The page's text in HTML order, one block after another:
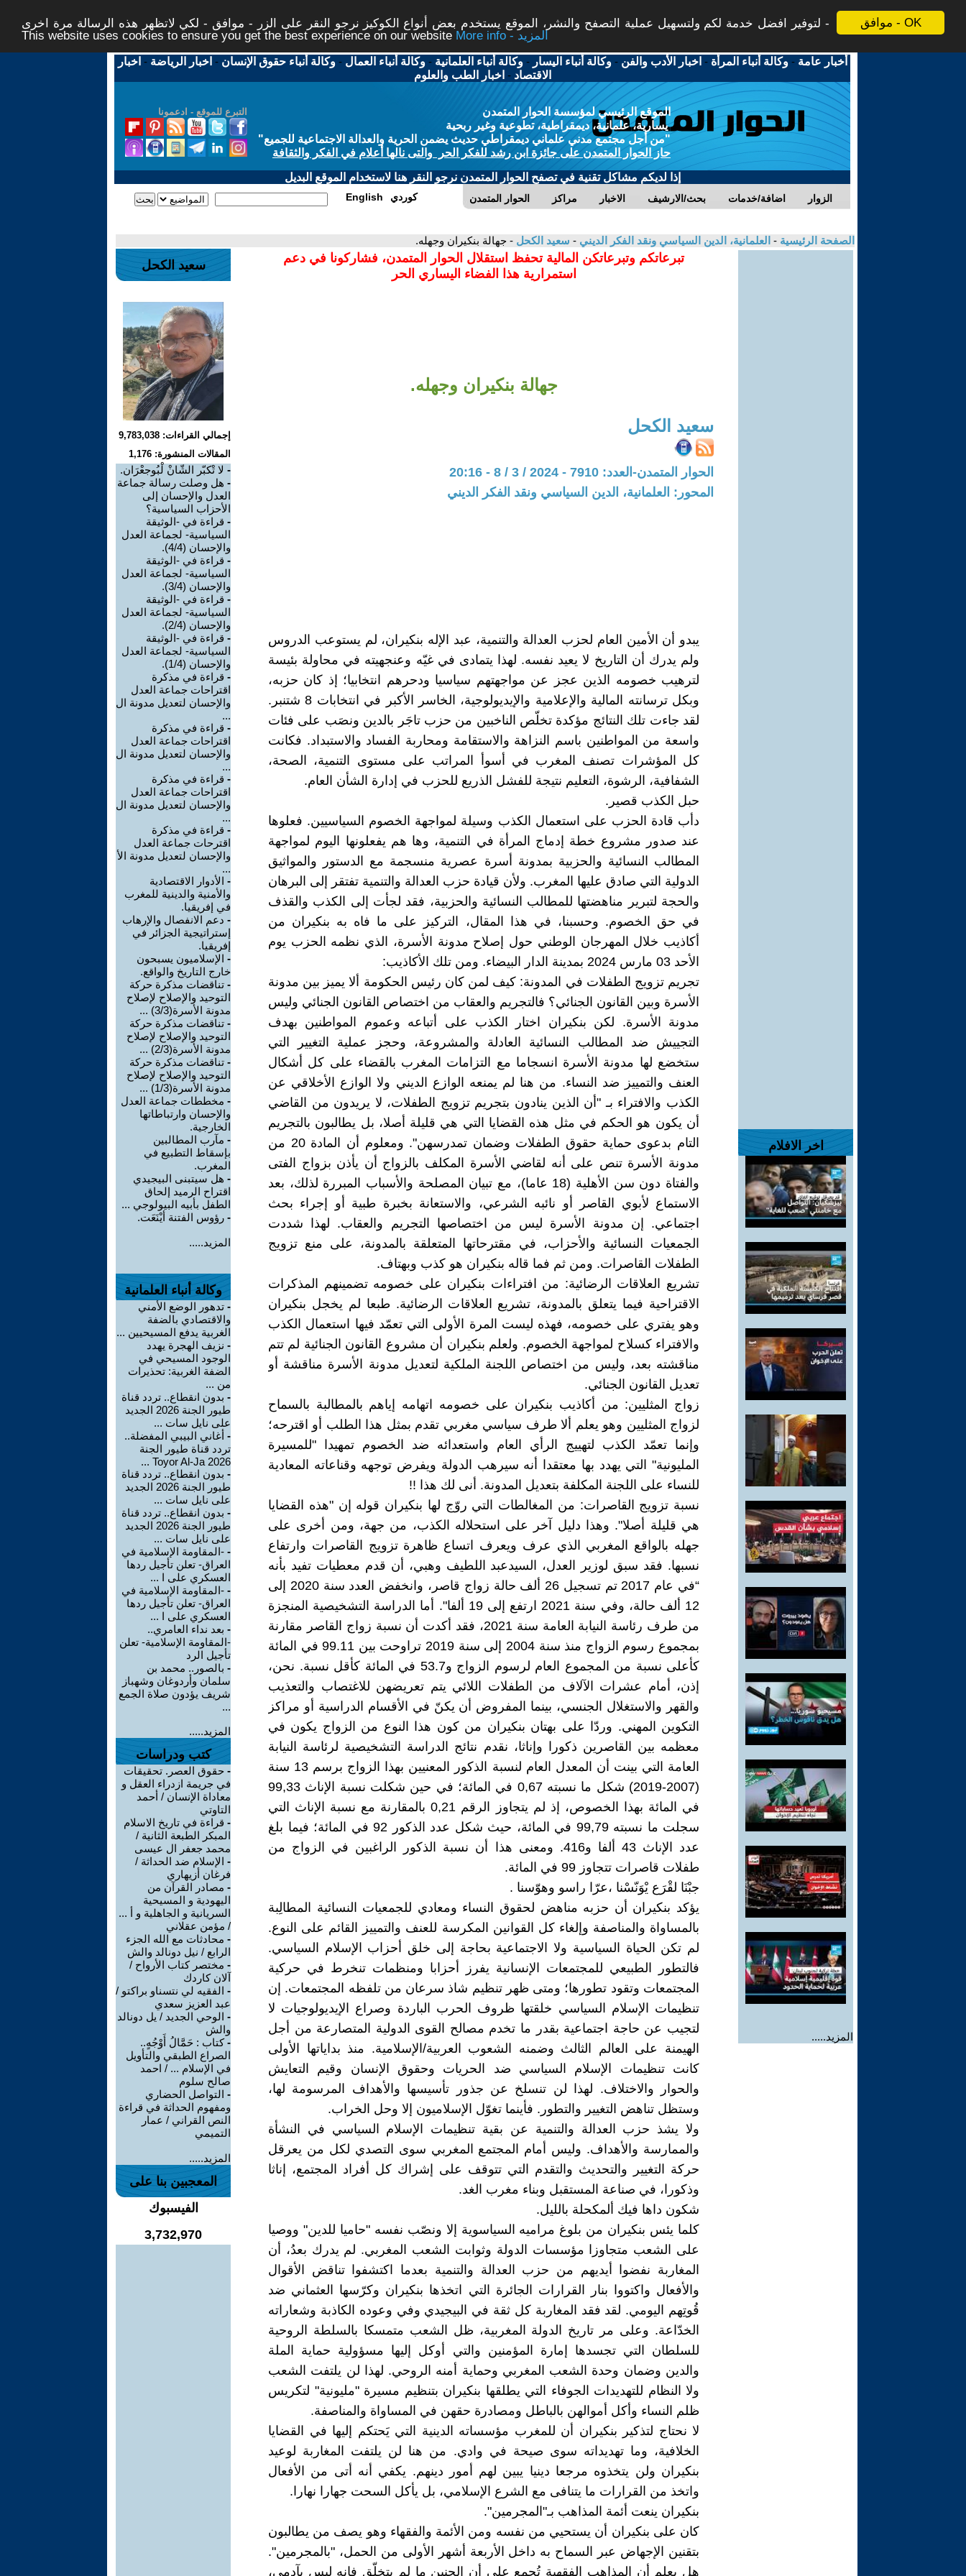
موافق - OK
لتوفير افضل خدمة لكم ولتسهيل عملية التصفح والنشر، الموقع يستخدم بعض أنواع الكوكيز نرجو النقر على الزر - موافق - لكي لاتظهر هذه الرسالة مرة اخرى -
This website uses cookies to ensure you get the best experience on our website
More info - المزيد
أخبار عامة -وكالة أنباء المرأة - اخبار الأدب والفن -وكالة أنباء اليسار -وكالة أنباء العلمانية -وكالة أنباء العمال -وكالة أنباء حقوق الإنسان - اخبار الرياضة - اخبار
الاقتصاد - اخبار الطب والعلوم
التبرع للموقع - ادعمونا
الموقع الرئيسي لمؤسسة الحوار المتمدن
يسارية، علمانية، ديمقراطية، تطوعية وغير ربحية
"من أجل مجتمع مدني علماني ديمقراطي حديث يضمن الحرية والعدالة الاجتماعية للجميع"
حاز الحوار المتمدن على جائزة ابن رشد للفكر الحر والتى نالها أعلام في الفكر والثقافة
إذا لديكم مشاكل تقنية في تصفح الحوار المتمدن نرجو النقر هنا لاستخدام الموقع البديل
الحوار المتمدن مراكز الاخبار بحث/الارشيف اضافة/خدمات الزوار English كوردي
الصفحة الرئيسية - العلمانية، الدين السياسي ونقد الفكر الديني - سعيد الكحل - جهالة بنكيران وجهله.
اخر الافلام
المزيد.....
تبرعاتكم وتبرعاتكن المالية تحفظ استقلال الحوار المتمدن، فشاركونا في دعم
استمرارية هذا الفضاء اليساري الحر
جهالة بنكيران وجهله.
سعيد الكحل
الحوار المتمدن-العدد: 7910 - 2024 / 3 / 8 - 20:16
المحور: العلمانية، الدين السياسي ونقد الفكر الديني
يبدو أن الأمين العام لحزب العدالة والتنمية، عبد الإله بنكيران، لم يستوعب الدروس
ولم يدرك أن التاريخ لا يعيد نفسه. لهذا يتمادى في غيّه وعنجهيته في محاولة بئيسة
لترهيب خصومه الذين عجز عن مواجهتهم سياسيا ودحرهم انتخابيا؛ إذ كان حزبه،
وبكل ترسانته المالية والإعلامية والإيديولوجية، الخاسر الأكبر في انتخابات 8 شتنبر.
لقد جاءت تلك النتائج مؤكدة تخلّص الناخبين من حزب تاجَر بالدين ونصَب على فئات
واسعة من المواطنين باسم النزاهة والاستقامة ومحاربة الفساد والاستبداد. فكانت
كل المؤشرات تصنف المغرب في أسوأ المراتب على مستوى التنمية، الصحة،
الشفافية، الرشوة، التعليم نتيجة للفشل الذريع للحزب في إدارة الشأن العام.
حبل الكذب قصير.
دأب قادة الحزب على استعمال الكذب وسيلة لمواجهة الخصوم السياسيين. فعلوها
عند صدور مشروع خطة إدماج المرأة في التنمية، وها هم يفعلونها اليوم لمواجهة
المطالب النسائية والحزبية بمدونة أسرة عصرية منسجمة مع الدستور والمواثيق
الدولية التي صادق عليها المغرب. ولأن قيادة حزب العدالة والتنمية تفتقر إلى البرهان
والحجة لتبرير مناهضتها للمطالب النسائية والحزبية، فقد لجأت إلى الكذب والقذف
في حق الخصوم. وحسبنا، في هذا المقال، التركيز على ما فاه به بنكيران من
أكاذيب خلال المهرجان الوطني حول إصلاح مدونة الأسرة، الذي نظمه الحزب يوم
الأحد 03 مارس 2024 بمدينة الدار البيضاء. ومن تلك الأكاذيب:
تجريم تزويج الطفلات في المدونة: كيف لمن كان رئيس الحكومة ألا يميز بين مدونة
الأسرة وبين القانون الجنائي؟ فالتجريم والعقاب من اختصاص القانون الجنائي وليس
مدونة الأسرة. لكن بنكيران اختار الكذب على أتباعه وعموم المواطنين بهدف
التجييش ضد المطالب النسائية العادلة والمشروعة، وحجز عملية التغيير التي
ستخضع لها مدونة الأسرة انسجاما مع التزامات المغرب بالقضاء على كل أشكال
العنف والتمييز ضد النساء. من هنا لم يمنعه الوازع الديني ولا الوازع الأخلاقي عن
الكذب والافتراء بـ "أن الذين ينادون بتجريم تزويج الطفلات، لا يريدون من القاضي
أن يكون هو الحكم في مثل هذه القضايا التي هي قليلة أصلا، بل يطالبون بالتجريم
التام بدعوى حماية حقوق الطفلات وضمان تمدرسهن". ومعلوم أن المادة 20 من
مدونة الأسرة تنص على أنه لقاضي الأسرة المكلف بالزواج أن يأذن بزواج الفتى
والفتاة دون سن الأهلية (18 عاما)، مع تبيان المصلحة والأسباب المبررة لذلك، بعد
الاستماع لأبوي القاصر أو نائبه الشرعي، والاستعانة بخبرة طبية أو إجراء بحث
اجتماعي. إن مدونة الأسرة ليس من اختصاصها التجريم والعقاب. لهذا شددت
الجمعيات النسائية والأحزاب، في مقترحاتها المتعلقة بالمدونة، على منع تزويج
الطفلات القاصرات. ومن ثم فما قاله بنكيران هو كذب وبهتاف.
تشريع العلاقات الرضائية: من افتراءات بنكيران على خصومه تضمينهم المذكرات
الاقتراحية فيما يتعلق بالمدونة، تشريع العلاقات الرضائية. طبعا لم يخجل بنكيران
وهو يفتري على خصومه، فهذه ليست المرة الأولى التي تعمّد فيها استعمال الكذب
والافتراء كسلاح لمواجهة الخصوم. ولعلم بنكيران أن مشروع القانون الجنائية لم تتم
مناقشته بعد، وليس من اختصاص اللجنة الملكية لتعديل مدونة الأسرة مناقشة أو
تعديل القانون الجنائي.
زواج المثليين: من أكاذيب بنكيران على خصومه اتهامه إياهم بالمطالبة بالسماح
لزواج المثليين وهو يعلم ألا طرف سياسي مغربي تقدم بمثل هذا الطلب أو اقترحه؛
وإنما تعمّد الكذب لتهييج الرأي العام واستعدائه ضد الخصوم تمهيدا "للمسيرة
المليونية" التي يهدد بها معتقدا أنه سيرهب الدولة ويفرض توجهه وقناعاته المعادية
للنساء على اللجنة المكلفة بتعديل المدونة. أنى لك هذا !!
نسبة تزويج القاصرات: من المغالطات التي روّج لها بنكيران قوله إن "هذه القضايا
هي قليلة أصلا". وهذا دليل آخر على استحلاله الكذب، من جهة، ومن أخرى على
جهله بالواقع المغربي الذي عرف ويعرف اتساع ظاهرة تزويج القاصرات وارتفاع
نسبها. فقد سبق لوزير العدل، السيدعبد اللطيف وهبي، أن قدم معطيات تفيد بأنه
“في عام 2017 تم تسجيل 26 ألف حالة زواج قاصر، وانخفض العدد سنة 2020 إلى
12 ألف حالة، وفي سنة 2021 ارتفع إلى 19 ألفا". أما الدراسة التشخيصية المنجزة
من طرف رئاسة النيابة العامة سنة 2021، فقد أكدت أن نسبة زواج القاصر مقارنة
بمجموع رسوم الزواج منذ سنة 2004 إلى سنة 2019 تراوحت بين 99.11 في المائة
كأعلى نسبة من المجموع العام لرسوم الزواج و53.7 في المائة كأقل نسبة. نحن،
إذن، أمام عشرات الآلاف من الطفلات اللائي يتم تعريضهن للاغتصاب والتعذيب
والقهر والاستغلال الجنسي، بينما المفروض أن يكنّ في الأقسام الدراسية أو مراكز
التكوين المهني. وردّا على بهتان بنكيران من كون هذا النوع من الزواج يكون في
معظمه بين القاصرين ذكورا وإناثا، نقدم نتائج الدراسة التشخيصية لرئاسة النيابة
العامة التي بينت أن المعدل العام لنسبة الذكور المعنيين بهذا الزواج برسم 13 سنة
(2007-2019) شكل ما نسبته 0,67 في المائة؛ في حين شكلت نسبة الإناث 99,33
في المائة بهذا الخصوص، إذ لم يتجاوز الرقم 0,21 بالمقارنة مع نسبة الإناث التي
سجلت ما نسبته 99,79 في المائة، حيث شكل عدد الذكور 92 في المائة؛ فيما بلغ
عدد الإناث 43 ألفا و416. ومعنى هذا أن نسبة الذكور الراغبين في الزواج من
طفلات قاصرات تتجاوز 99 في المائة.
جبْنَا لقْرَع يْوَنّسْنا ،عرّا راسو وهوّسنا .
يؤكد بنكيران أن حزبه مناهض لحقوق النساء ومعادي للجمعيات النسائية المطالِبة
بالمساواة والمناصفة وإلغاء كل القوانين المكرسة للعنف والتمييز القائم على النوع.
لم تكن الحياة السياسية ولا الاجتماعية بحاجة إلى خلق أحزاب الإسلام السياسي.
فالتطور الطبيعي للمجتمعات الإنسانية يفرز أحزابا ومنظمات تنخرط في حركية
المجتمعات وتقود تطورها؛ ومتى ظهر تنظيم شاذ سرعان من تلفظه المجتمعات. إن
تنظيمات الإسلام السياسي خلقتها ظروف الحرب الباردة وصراع الإيديولوجيات لا
لتجيب عن حاجة اجتماعية بقدر ما تخدم مصالح القوى الدولية المتصارعة من أجل
الهيمنة على العالم الثالث وضمنه الشعوب العربية/الإسلامية. منذ بداياتها الأولى
كانت تنظيمات الإسلام السياسي ضد الحريات وحقوق الإنسان وقيم التعايش
والحوار والاختلاف. لهذا لن تنسلخ عن جذور تأسيسها والأهداف المرسومة لها،
وستظل تناهض التغيير والتطور. فأينما تغوّل الإسلاميون إلا وحل الخراب.
ولا يشذ حزب العدالة والتنمية عن بقية تنظيمات الإسلام السياسي في النشأة
والممارسة والأهداف. وليس أمام المجتمع المغربي سوى التصدي لكل من يعرقل
حركة التغيير والتحديث والتقدم التي تتوقف على إشراك كل أفراد المجتمع، إناثا
وذكورا، في صناعة المستقبل وبناء مغرب الغد.
شكون داها فيك ألمكحلة بالليل.
كلما يئس بنكيران من بلوغ مراميه السياسوية إلا ونصّب نفسه "حاميا للدين" ووصيا
على الشعب متجاوزا مؤسسات الدولة وثوابت الشعب المغربي. لم يدرك بعدُ، أن
المغاربة نفضوا أيديهم من حزب العدالة والتنمية بعدما اكتشفوا تناقض الأقوال
والأفعال واكتووا بنار القرارات الجائرة التي اتخذها بنكيران وكرّسها العثماني ضد
قُوتِهم اليومي. لقد فقد المغاربة كل ثقة في البيجيدي وفي وعوده الكاذبة وشعاراته
الخدّاعة. وعلى مر تاريخ الدولة المغربية، ظل الشعب متمسكا بالسلطة الروحية
للسلطان التي تجسدها إمارة المؤمنين والتي أوكل إليها مسؤولية حماية الملة
والدين وضمان وحدة الشعب المغربي وحماية أمنه الروحي. لهذا لن يلتفت الشعب
ولا النظام للتهديدات الجوفاء التي يطلقها بنكيران بتنظيم مسيرة "مليونية" لتكريس
ظلم النساء وأكل أموالهن بالباطل ومصادرة حقهن في المساواة والمناصفة.
لا نحتاج لتذكير بنكيران أن للمغرب مؤسساته الدينية التي يَحتكم إليها في القضايا
الخلافية، وما تهديداته سوى صيحة في وادي. من هنا لن يلتفت المغاربة لوعيد
بنكيران ولن يتخذوه مرجعا دينيا يبين لهم أمور دينهم. يكفي أنه أتى من الأفعال
واتخذ من القرارات ما يتنافى مع الشرع الإسلامي، بل يأكل السحت جهارا نهارا.
بنكيران ينعت أئمة المذاهب بـ"المجرمين".
كان على بنكيران أن يستحيي من نفسه ومن الأئمة والفقهاء وهو يصف من يطالبون
بتقنين الإجهاض عبر السماح به داخل الأربعة أشهر الأولى من الحمل، "بالمجرمين".
هل يعلم أن المذاهب الفقهية تُجمِع على أن الجنين ما لم يتخلّق فإنه ليس بآدمي،
سعيد الكحل
إجمالي القراءات: 9,783,038
المقالات المنشورة: 1,176
- لا تْكبّر الشّانْ لْبُوجعْرَان.
- هل وصلت رسالة جماعة
العدل والإحسان إلى
الأحزاب السياسية؟
- قراءة في -الوثيقة
السياسية- لجماعة العدل
والإحسان (4/4).
- قراءة في -الوثيقة
السياسية- لجماعة العدل
والإحسان (3/4).
- قراءة في -الوثيقة
السياسية- لجماعة العدل
والإحسان (2/4).
- قراءة في -الوثيقة
السياسية- لجماعة العدل
والإحسان (1/4).
- قراءة في مذكرة
اقتراحات جماعة العدل
والإحسان لتعديل مدونة ال
...
- قراءة في مذكرة
اقتراحات جماعة العدل
والإحسان لتعديل مدونة ال
...
- قراءة في مذكرة
اقتراحات جماعة العدل
والإحسان لتعديل مدونة ال
...
- قراءة في مذكرة
اقترحات جماعة العدل
والإحسان لتعديل مدونة الأ
...
- الأدوار الاقتصادية
والأمنية والدينية للمغرب
في إفريقيا.
- دعم الانفصال والإرهاب
إستراتيجية الجزائر في
إفريقيا.
- الإسلاميون يسبحون
خارج التاريخ والواقع.
- تناقضات مذكرة حركة
التوحيد والإصلاح لإصلاح
مدونة الأسرة(3/3) ...
- تناقضات مذكرة حركة
التوحيد والإصلاح لإصلاح
مدونة الأسرة(2/3) ...
- تناقضات مذكرة حركة
التوحيد والإصلاح لإصلاح
مدونة الأسرة(1/3) ...
- مخططات جماعة العدل
والإحسان وارتباطاتها
الخارجية.
- مآرب المطالبين
بإسقاط التطبيع في
المغرب.
- هل سيتبنى البيجيدي
اقتراح الرميد إلحاق
الطفل بأبيه البيولوجي ...
- رؤوس الفتنة أيْنَعَت.
المزيد.....
وكالة أنباء العلمانية
- تدهور الوضع الأمني
والاقتصادي بالضفة
الغربية يدفع المسيحيين ...
- نزيف الهجرة يهدد
الوجود المسيحي في
الضفة الغربية: تحذيرات
من ...
- بدون انقطاع.. تردد قناة
طيور الجنة 2026 الجديد
على نايل سات ...
- أغاني البيبي المفضلة..
تردد قناة طيور الجنة
2026 Toyor Al-Ja ...
- بدون انقطاع.. تردد قناة
طيور الجنة 2026 الجديد
على نايل سات ...
- بدون انقطاع.. تردد قناة
طيور الجنة 2026 الجديد
على نايل سات ...
- -المقاومة الإسلامية في
العراق- تعلن تأجيل ردها
العسكري على ا ...
- -المقاومة الإسلامية في
العراق- تعلن تأجيل ردها
العسكري على ا ...
- بعد نداء العامري..
-المقاومة الإسلامية- تعلن
تأجيل الرد
- بالصور.. محمد بن
سلمان وأردوغان وشهباز
شريف يؤدون صلاة الجمع
...
المزيد.....
كتب ودراسات
- حقوق العصر. تحقيقات
في جريمة ازدراء العقل و
معاداة الإنسان / أحمد
التاوتي
- قراءة في تاريخ الاسلام
المبكر الطبعة الثانية /
محمد جعفر ال عيسى
- الإسلام ضد الحداثة /
فرغان أزيهاري
- مصادر القرآن من
اليهودية و المسيحية
السريانية و الجاهلية و أ ...
/ مؤمن عقلاني
- محادثات مع الله الجزء
الرابع / نيل دونالد والش
- مختصر كتاب الأرواح /
آلان كاردك
- الفقيه لي نتسناو براكتو /
عبد العزيز سعدي
- الوحي الجديد / يل دونالد
والش
-كتاب : حَمَّالُ أَوْجُهٍ..
الصراع الطبقي والتأويل
في الإسلام ... / احمد
صالح سلوم
- التواصل الحضاري
ومفهوم الحداثة في قراءة
النص القراني / عمار
التميمي
المزيد.....
المعجبين بنا على
الفيسبوك
3,732,970